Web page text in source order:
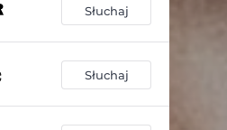
Słuchaj
Słuchaj